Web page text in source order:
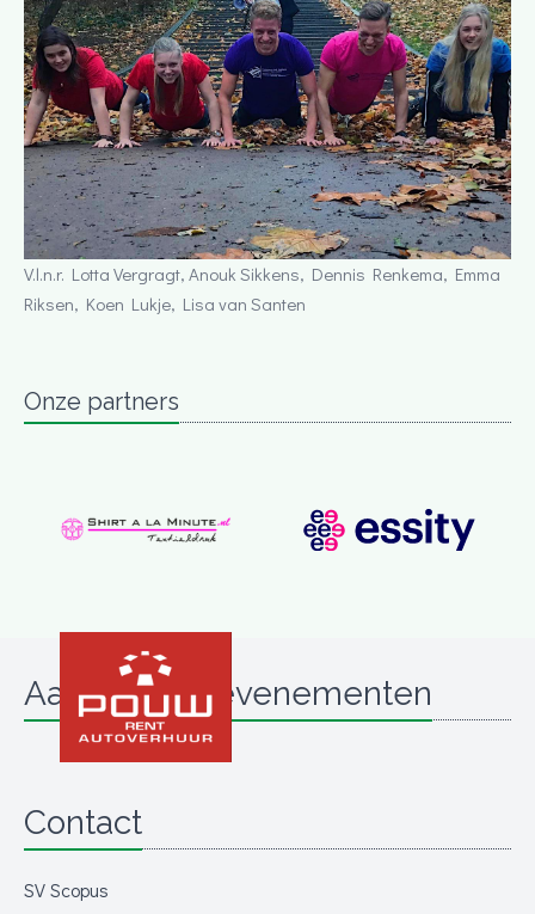
V.l.n.r. Lotta Vergragt, Anouk Sikkens, Dennis Renkema, Emma
Riksen, Koen Lukje, Lisa van Santen
Onze partners
Aanstaande evenementen
Contact
SV Scopus